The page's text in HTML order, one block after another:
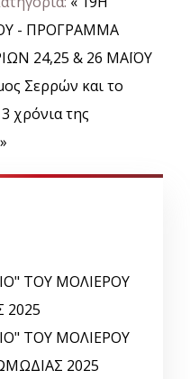
- ΠΡΟΓΡΑΜΜΑ
24,25 & 26 ΜΑΪΟΥ
Σερρών και το
χρόνια της
ΤΟΥ ΜΟΛΙΕΡΟΥ
2025
ΤΟΥ ΜΟΛΙΕΡΟΥ
2025